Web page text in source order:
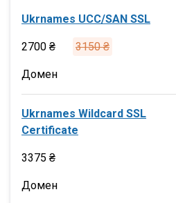
Ukrnames UCC/SAN SSL
2700 ₴ 3150 ₴
Домен
Ukrnames Wildcard SSL
Certificate
3375 ₴
Домен